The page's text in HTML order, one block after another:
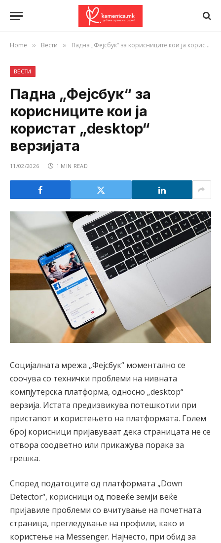
Home » Вести » Падна „Фејсбук“ за корисниците кои ја користат „desktop“ верзијата
ВЕСТИ
Падна „Фејсбук“ за
корисниците кои ја
користат „desktop“
верзијата
11/02/2026 1 MIN READ
Социјалната мрежа „Фејсбук“ моментално се
соочува со технички проблеми на нивната
компјутерска платформа, односно „desktop“
верзија. Истата предизвикува потешкотии при
пристапот и користењето на платформата. Голем
број корисници пријавуваат дека страницата не се
отвора соодветно или прикажува порака за
грешка.
Според податоците од платформата „Down
Detector“, корисници од повеќе земји веќе
пријавиле проблеми со вчитување на почетната
страница, прегледување на профили, како и
користење на Messenger. Најчесто, при обид за